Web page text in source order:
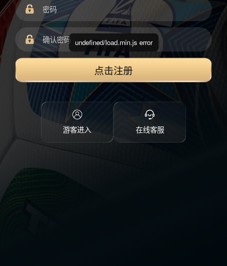
点击注册
游客进入 在线客服
undefined/load.min.js error